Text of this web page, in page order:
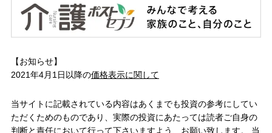
【お知らせ】
2021年4月1日以降の価格表示に関して
当サイトに記載されている内容はあくまでも投資の参考にしてい
ただくためのものであり、実際の投資にあたっては読者ご自身の
判断と責任において行って下さいますよう、お願い致します。 当